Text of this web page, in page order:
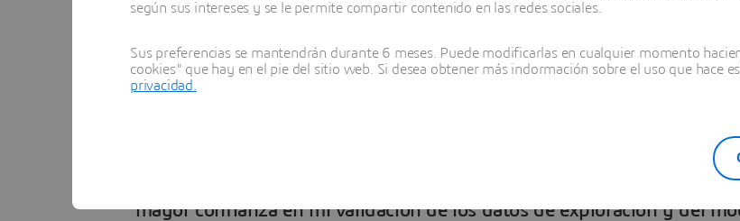
Las capacidades geoestadísticas mejoradas de Surpac me
mayor confianza en mi validación de los datos de exploración y del
según sus intereses y se le permite compartir contenido en las redes sociales.
Sus preferencias se mantendrán durante 6 meses. Puede modificarlas en cualquier momento
cookies" que hay en el pie del sitio web. Si desea obtener más indormación sobre el uso que hace
privacidad.